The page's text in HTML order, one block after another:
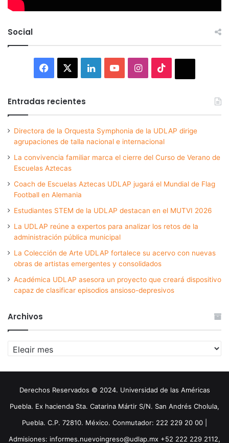
Social
Facebook LinkedInYouTubeInstagram
Entradas recientes
Directora de la Orquesta Symphonia de la UDLAP dirige
agrupaciones de talla nacional e internacional
La convivencia familiar marca el cierre del Curso de Verano de
Escuelas Aztecas
Coach de Escuelas Aztecas UDLAP jugará el Mundial de Flag
Football en Alemania
Estudiantes STEM de la UDLAP destacan en el MUTVI 2026
La UDLAP reúne a expertos para analizar los retos de la
administración pública municipal
La Colección de Arte UDLAP fortalece su acervo con nuevas
obras de artistas emergentes y consolidados
Académica UDLAP asesora un proyecto que creará dispositivo
capaz de clasificar episodios ansioso-depresivos
Archivos
Archivos
Derechos Reservados © 2024. Universidad de las Américas
Puebla. Ex hacienda Sta. Catarina Mártir S/N. San Andrés Cholula,
Puebla. C.P. 72810. México. Conmutador: 222 229 20 00 |
Admisiones: informes.nuevoingreso@udlap.mx +52 222 229 2112,